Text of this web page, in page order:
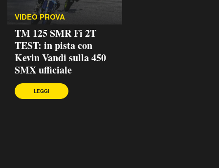
VIDEO PROVA
TM 125 SMR Fi 2T
TEST: in pista con
Kevin Vandi sulla 450
SMX ufficiale
LEGGI